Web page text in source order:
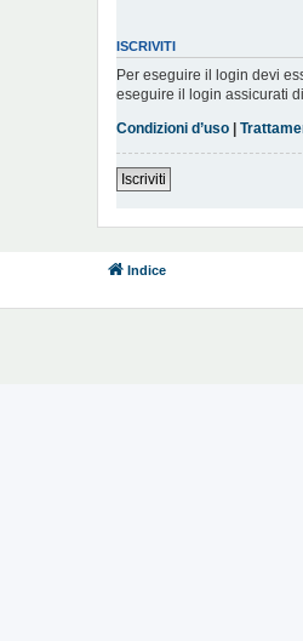
ISCRIVITI
Per eseguire il login devi
eseguire il login assicurati
Condizioni d’uso |
Iscriviti
Indice